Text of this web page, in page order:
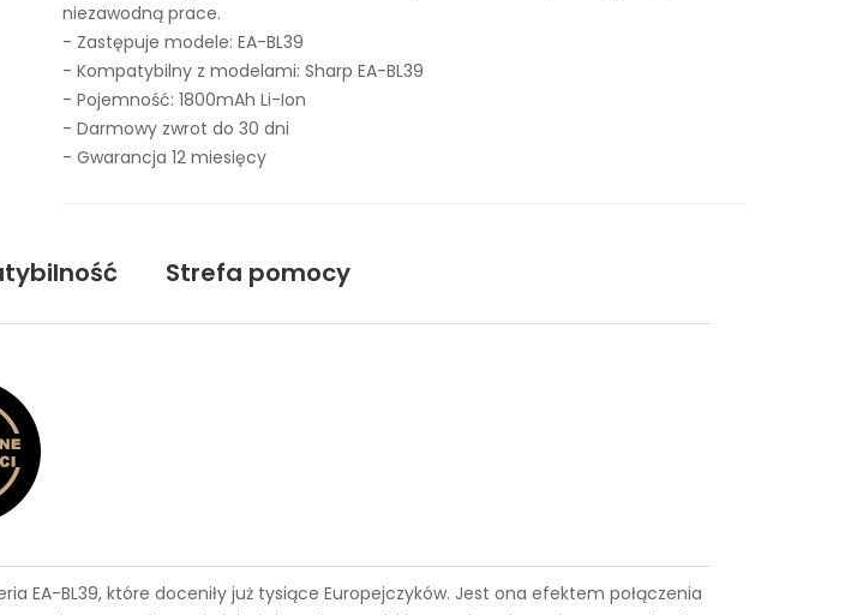
niezawodną prace.
- Zastępuje modele: EA-BL39
- Kompatybilny z modelami: Sharp EA-BL39
- Pojemność: 1800mAh Li-Ion
- Darmowy zwrot do 30 dni
- Gwarancja 12 miesięcy
Strefa pomocy
EA-BL39, które doceniły już tysiące Europejczyków. Jest ona efektem połączenia